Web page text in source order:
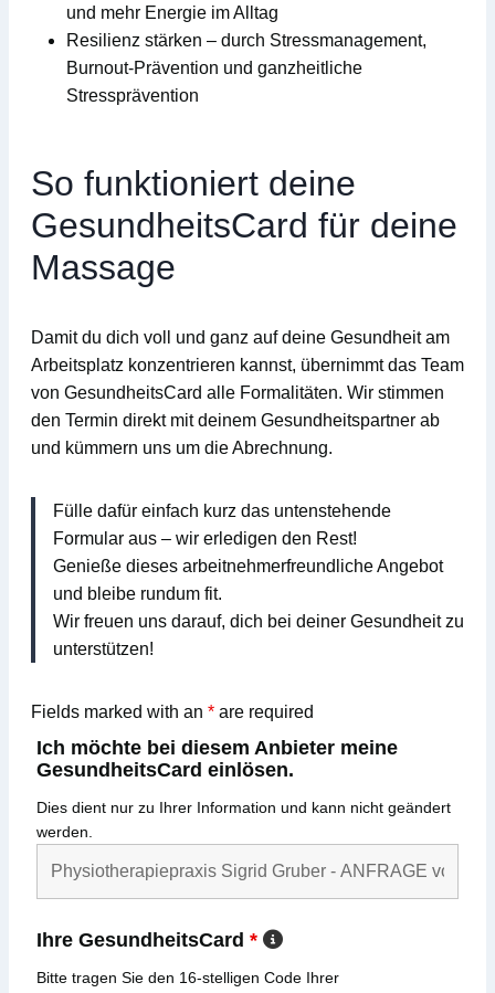
und mehr Energie im Alltag
Resilienz stärken – durch Stressmanagement,
Burnout-Prävention und ganzheitliche
Stressprävention
So funktioniert deine
GesundheitsCard für deine
Massage
Damit du dich voll und ganz auf deine Gesundheit am
Arbeitsplatz konzentrieren kannst, übernimmt das Team
von GesundheitsCard alle Formalitäten. Wir stimmen
den Termin direkt mit deinem Gesundheitspartner ab
und kümmern uns um die Abrechnung.
Fülle dafür einfach kurz das untenstehende
Formular aus – wir erledigen den Rest!
Genieße dieses arbeitnehmerfreundliche Angebot
und bleibe rundum fit.
Wir freuen uns darauf, dich bei deiner Gesundheit zu
unterstützen!
Fields marked with an * are required
Ich möchte bei diesem Anbieter meine
GesundheitsCard einlösen.
Dies dient nur zu Ihrer Information und kann nicht geändert
werden.
Ihre GesundheitsCard *
Bitte tragen Sie den 16-stelligen Code Ihrer